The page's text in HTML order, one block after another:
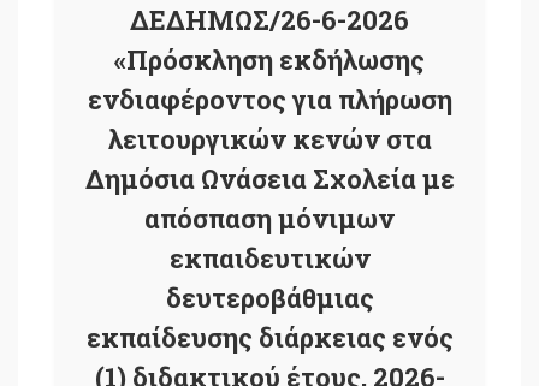
ΔΕΔΗΜΩΣ/26-6-2026
«Πρόσκληση εκδήλωσης
ενδιαφέροντος για πλήρωση
λειτουργικών κενών στα
Δημόσια Ωνάσεια Σχολεία με
απόσπαση μόνιμων
εκπαιδευτικών
δευτεροβάθμιας
εκπαίδευσης διάρκειας ενός
(1) διδακτικού έτους, 2026-